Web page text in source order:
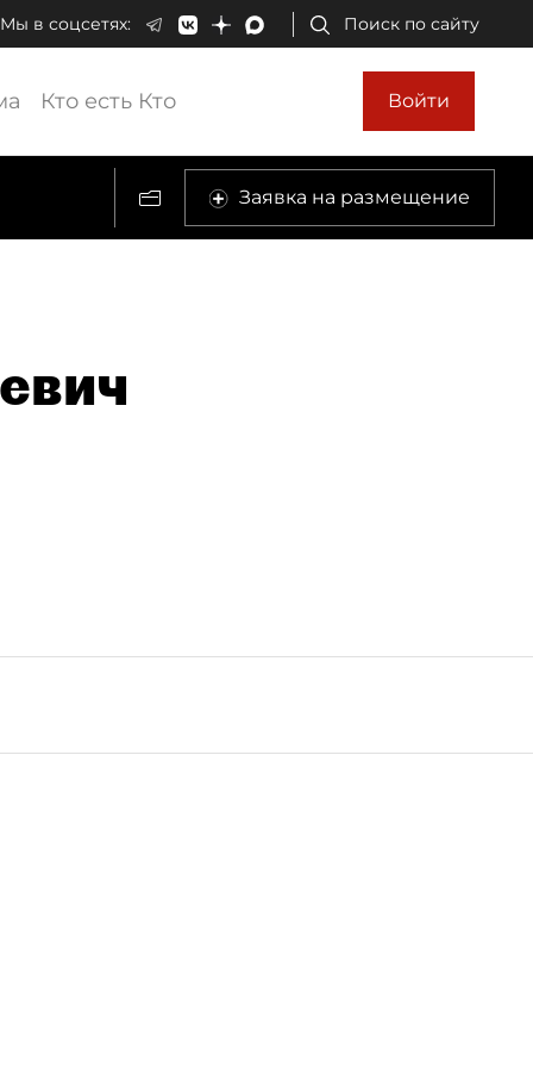
Мы в соцсетях: Поиск по сайту
Кто есть Кто Войти
Заявка на размещение